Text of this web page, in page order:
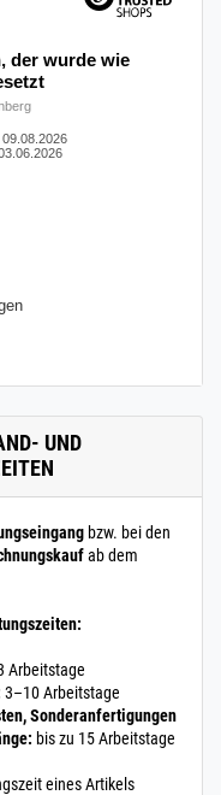
der wurde wie
UND
bzw. bei den
ab dem
Arbeitstage
3–10 Arbeitstage
Sonderanfertigungen
bis zu 15 Arbeitstage
eines Artikels